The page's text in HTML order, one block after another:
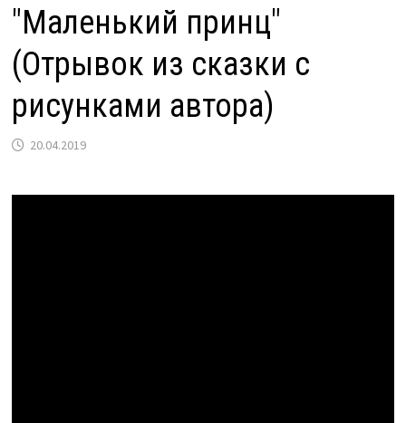
"Маленький принц"
(Отрывок из сказки с
рисунками автора)
20.04.2019